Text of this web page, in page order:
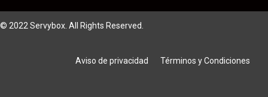
© 2022 Servybox. All Rights Reserved.
Aviso de privacidad Términos y Condiciones